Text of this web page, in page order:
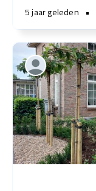
5 jaar geleden •